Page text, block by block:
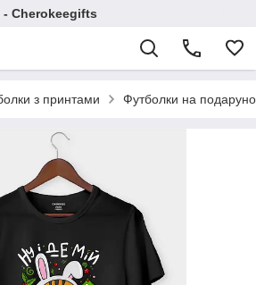
- Cherokeegifts
з принтами Футболки на